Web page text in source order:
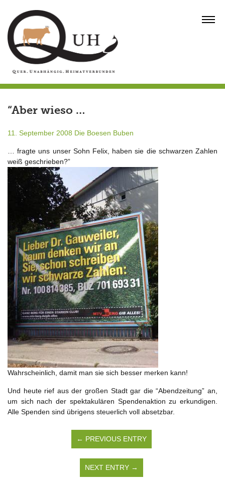
content
“Aber wieso …
11. September 2008 Die Boesen Buben
… fragte uns unser Sohn Felix, haben sie die schwarzen Zahlen
weiß geschrieben?”
Wahrscheinlich, damit man sie sich besser merken kann!
Und heute rief aus der großen Stadt gar die “Abendzeitung” an,
um sich nach der spektakulären Spendenaktion zu erkundigen.
Alle Spenden sind übrigens steuerlich voll absetzbar.
← PREVIOUS ENTRY
NEXT ENTRY →